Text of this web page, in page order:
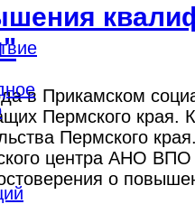
в Прикамском
Пермского края.
Пермского
центра АНО
о